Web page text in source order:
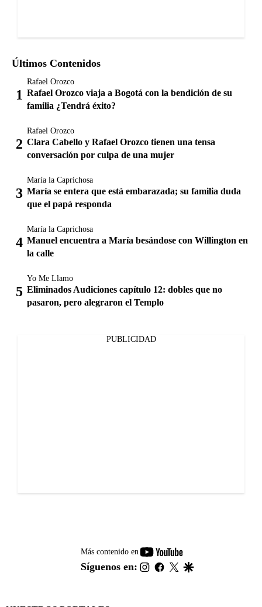
Últimos Contenidos
Rafael Orozco
Rafael Orozco viaja a Bogotá con la bendición de su
familia ¿Tendrá éxito?
Rafael Orozco
Clara Cabello y Rafael Orozco tienen una tensa
conversación por culpa de una mujer
María la Caprichosa
María se entera que está embarazada; su familia duda
que el papá responda
María la Caprichosa
Manuel encuentra a María besándose con Willington en
la calle
Yo Me Llamo
Eliminados Audiciones capítulo 12: dobles que no
pasaron, pero alegraron el Templo
PUBLICIDAD
Más contenido en
youtube-
footer
Síguenos en: instagram
facebook
twitter